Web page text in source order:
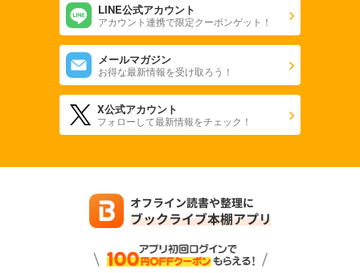
LINE公式アカウント
アカウント連携で限定クーポンゲット！
メールマガジン
お得な最新情報を受け取ろう！
X公式アカウント
フォローして最新情報をチェック！